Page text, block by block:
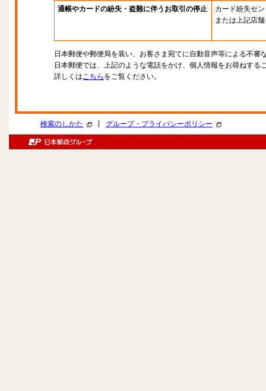
通帳やカードの紛失・盗難に伴うお取引の停止
カード紛失セ
または上記店舗
日本郵便や郵便局を装い、お客さま宛てに自動音声等による不審
日本郵便では、上記のような電話をかけ、個人情報をお尋ねする
詳しくはこちら をご覧ください。
検索のしかた グループ・プライバシーポリシー